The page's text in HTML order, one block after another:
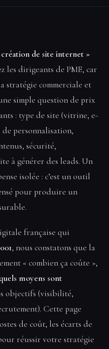
de site internet »
les dirigeants de PME, car
stratégie commerciale et
simple question de prix
: type de site (vitrine, e-
de personnalisation,
sécurité,
à générer des leads. Un
isolée : c’est un outil
pour produire un
française qui
, nous constatons que la
« combien ça coûte »,
moyens sont
objectifs (visibilité,
Cette page
de coût, les écarts de
réussir votre stratégie